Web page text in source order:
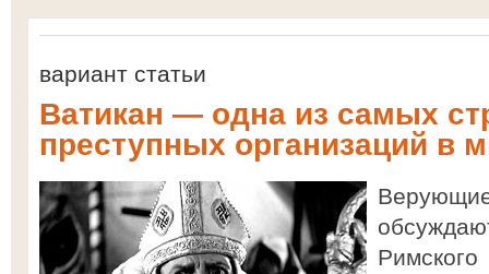
вариант статьи
Ватикан — одна из самых
преступных организаций в